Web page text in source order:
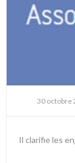
30 octobre
Il clarifie les